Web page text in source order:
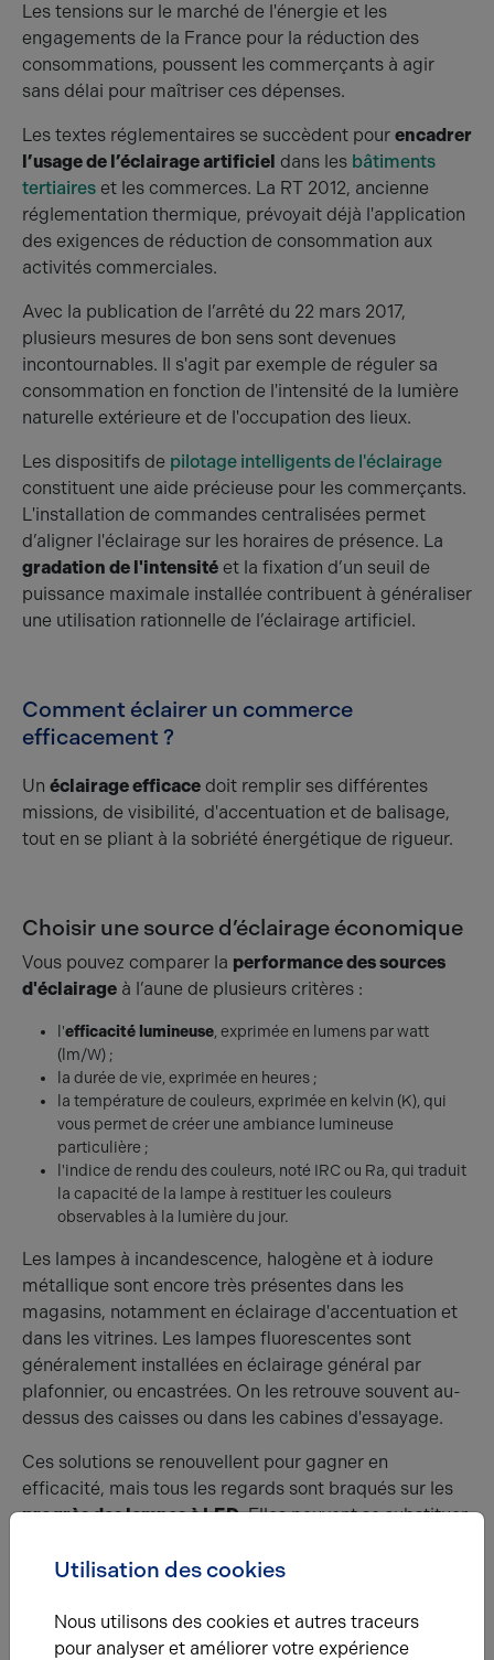
Les tensions sur le marché de l'énergie et les
engagements de la France pour la réduction des
consommations, poussent les commerçants à agir
sans délai pour maîtriser ces dépenses.
Les textes réglementaires se succèdent pour encadrer
l’usage de l’éclairage artificiel dans les bâtiments
tertiaires et les commerces. La RT 2012, ancienne
réglementation thermique, prévoyait déjà l'application
des exigences de réduction de consommation aux
activités commerciales.
Avec la publication de l’arrêté du 22 mars 2017,
plusieurs mesures de bon sens sont devenues
incontournables. Il s'agit par exemple de réguler sa
consommation en fonction de l'intensité de la lumière
naturelle extérieure et de l'occupation des lieux.
Les dispositifs de pilotage intelligents de l'éclairage
constituent une aide précieuse pour les commerçants.
L'installation de commandes centralisées permet
d’aligner l'éclairage sur les horaires de présence. La
gradation de l'intensité et la fixation d’un seuil de
puissance maximale installée contribuent à généraliser
une utilisation rationnelle de l’éclairage artificiel.
Comment éclairer un commerce
efficacement ?
Un éclairage efficace doit remplir ses différentes
missions, de visibilité, d'accentuation et de balisage,
tout en se pliant à la sobriété énergétique de rigueur.
Choisir une source d’éclairage économique
Vous pouvez comparer la performance des sources
d'éclairage à l’aune de plusieurs critères :
l'efficacité lumineuse, exprimée en lumens par watt
(lm/W) ;
la durée de vie, exprimée en heures ;
la température de couleurs, exprimée en kelvin (K), qui
vous permet de créer une ambiance lumineuse
particulière ;
l'indice de rendu des couleurs, noté IRC ou Ra, qui traduit
la capacité de la lampe à restituer les couleurs
observables à la lumière du jour.
Les lampes à incandescence, halogène et à iodure
métallique sont encore très présentes dans les
magasins, notamment en éclairage d'accentuation et
dans les vitrines. Les lampes fluorescentes sont
généralement installées en éclairage général par
plafonnier, ou encastrées. On les retrouve souvent au-
dessus des caisses ou dans les cabines d'essayage.
Ces solutions se renouvellent pour gagner en
efficacité, mais tous les regards sont braqués sur les
progrès des lampes à LED. Elles peuvent se substituer
d'accentuation et de balisage. Leurs performances
quand l'incandescence ne dépasse pas les 15 lm/W
pour 1 000 h.
Utilisation des cookies
Nous utilisons des cookies et autres traceurs
pour analyser et améliorer votre expérience